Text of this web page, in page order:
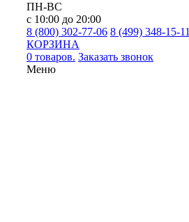
ПН-ВС
с 10:00 до 20:00
8 (800) 302-77-06 8 (499) 348-15-11
КОРЗИНА
0 товаров. Заказать звонок
Меню